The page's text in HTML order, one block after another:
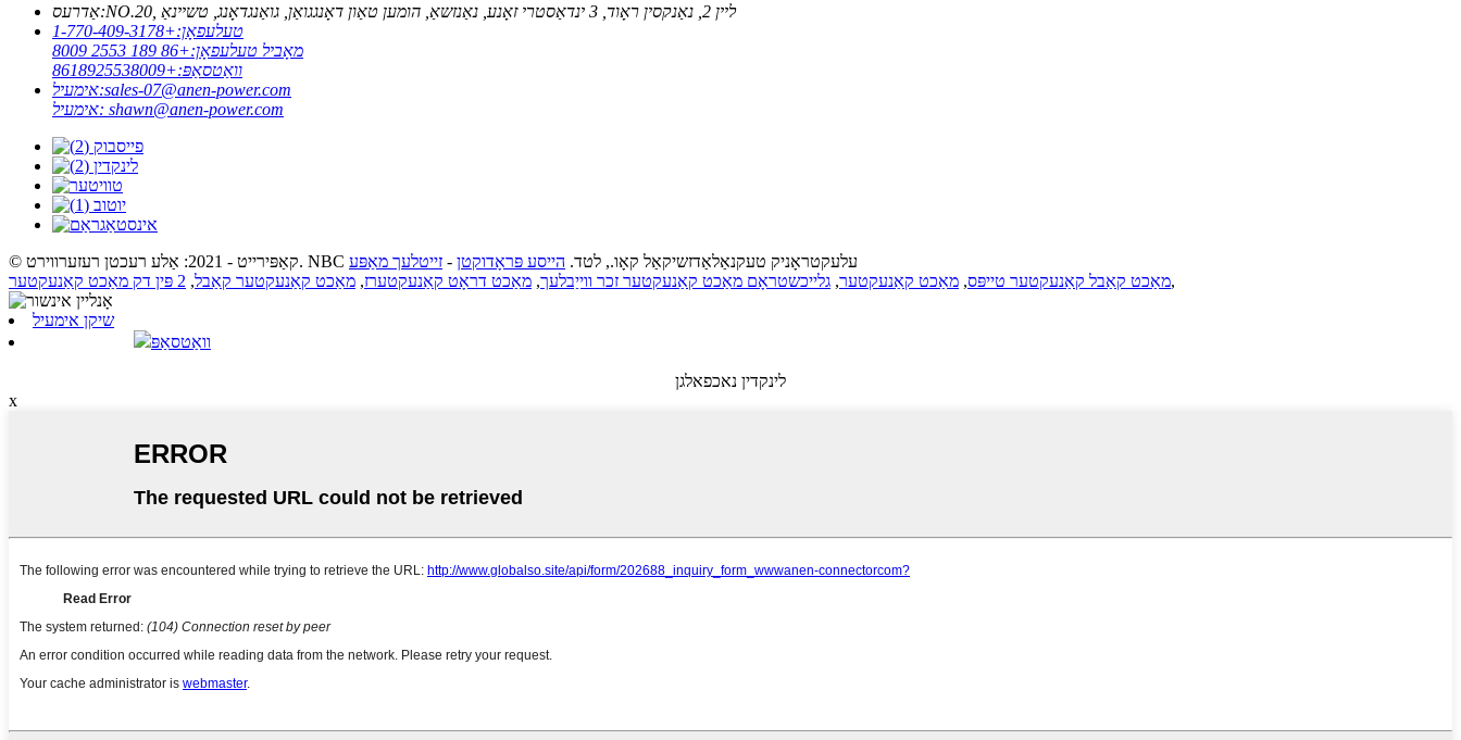
אַדרעס:
NO.20, ליין 2, נאַנקסין ראָוד, 3 ינדאַסטרי זאָנע, נאַנזשאַ, הומען טאַון דאָנגגואַן, גואַנגדאָנג, טשיינאַ
טעלעפאָן:+1-770-409-3178
מאָביל טעלעפאָן:+86 189 2553 8009
וואַטסאַפּ:+8618925538009
אימעיל:sales-07@anen-power.com
אימעיל: shawn@anen-power.com
© קאַפּירייט - 2021: אַלע רעכטן רעזערווירט. NBC עלעקטראָניק טעקנאַלאַדזשיקאַל קאָו., לטד. הייסע פּראָדוקטן - זייטלעך מאַפּע
מאַכט קאַבל קאַנעקטער טייפּס, מאַכט קאַנעקטער, גלייכשטראָם מאַכט קאַנעקטער זכר ווייַבלעך, מאַכט דראָט קאַנעקטערז, מאַכט קאַנעקטער קאַבל, 2 פּין דק מאַכט קאַנעקטער ,
שיקן אימעיל
וואַטסאַפּ
לינקדין נאכפאלגן
x